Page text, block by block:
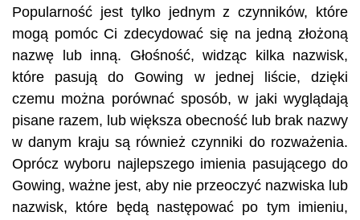
Popularność jest tylko jednym z czynników, które
mogą pomóc Ci zdecydować się na jedną złożoną
nazwę lub inną. Głośność, widząc kilka nazwisk,
które pasują do Gowing w jednej liście, dzięki
czemu można porównać sposób, w jaki wyglądają
pisane razem, lub większa obecność lub brak nazwy
w danym kraju są również czynniki do rozważenia.
Oprócz wyboru najlepszego imienia pasującego do
Gowing, ważne jest, aby nie przeoczyć nazwiska lub
nazwisk, które będą następować po tym imieniu,